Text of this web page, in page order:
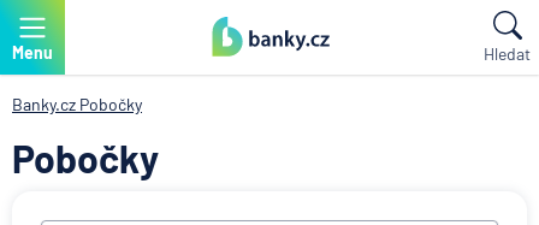
Menu Hledat
Banky.cz Pobočky
Pobočky